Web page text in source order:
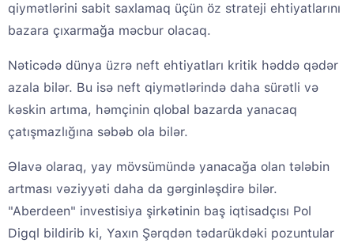
qiymətlərini sabit saxlamaq üçün öz strateji ehtiyatlarını
bazara çıxarmağa məcbur olacaq.
Nəticədə dünya üzrə neft ehtiyatları kritik həddə qədər
azala bilər. Bu isə neft qiymətlərində daha sürətli və
kəskin artıma, həmçinin qlobal bazarda yanacaq
çatışmazlığına səbəb ola bilər.
Əlavə olaraq, yay mövsümündə yanacağa olan tələbin
artması vəziyyəti daha da gərginləşdirə bilər.
"Aberdeen" investisiya şirkətinin baş iqtisadçısı Pol
Digql bildirib ki, Yaxın Şərqdən tədarükdəki pozuntular